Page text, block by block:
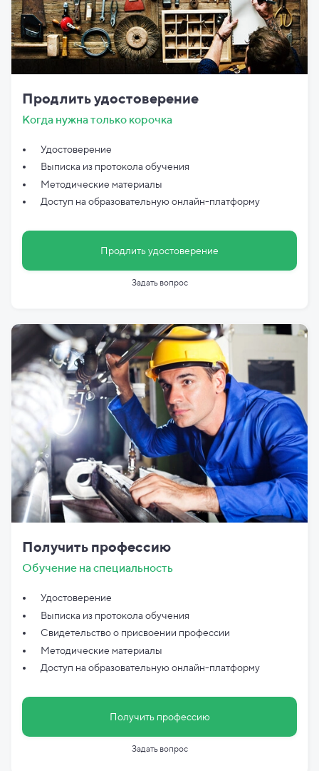
Продлить удостоверение
Когда нужна только корочка
Удостоверение
Выписка из протокола обучения
Методические материалы
Доступ на образовательную онлайн-платформу
Продлить удостоверение
Задать вопрос
Получить профессию
Обучение на специальность
Удостоверение
Выписка из протокола обучения
Свидетельство о присвоении профессии
Методические материалы
Доступ на образовательную онлайн-платформу
Получить профессию
Задать вопрос